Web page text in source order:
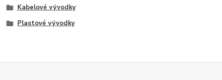
Kabelové vývodky
Plastové vývodky